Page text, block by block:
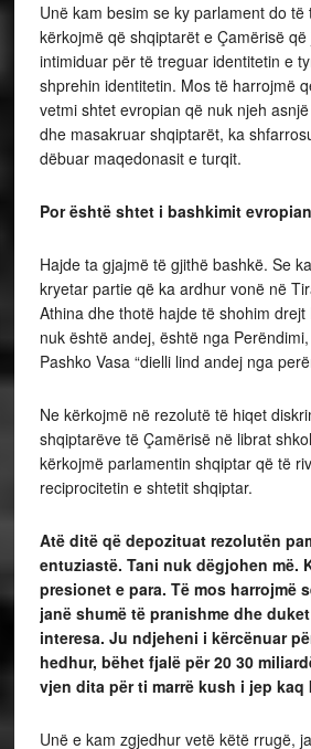
Unë kam besim se ky parlament do
kërkojmë që shqiptarët e Çamërisë
intimiduar për të treguar identitetin e
shprehin identitetin. Mos të harrojmë
vetmi shtet evropian që nuk njeh
dhe masakruar shqiptarët, ka
dëbuar maqedonasit e turqit.
Por është shtet i bashkimit
Hajde ta gjajmë të gjithë bashkë. Se
kryetar partie që ka ardhur vonë në
Athina dhe thotë hajde të shohim
nuk është andej, është nga
Pashko Vasa “dielli lind andej nga
Ne kërkojmë në rezolutë të hiqet
shqiptarëve të Çamërisë në librat
kërkojmë parlamentin shqiptar që të
reciprocitetin e shtetit shqiptar.
Atë ditë që depozituat rezolutën
entuziastë. Tani nuk dëgjohen më.
presionet e para. Të mos harrojmë
janë shumë të pranishme dhe
interesa. Ju ndjeheni i kërcënuar
hedhur, bëhet fjalë për 20 30
vjen dita për ti marrë kush i jep kaq
Unë e kam zgjedhur vetë këtë rrugë,